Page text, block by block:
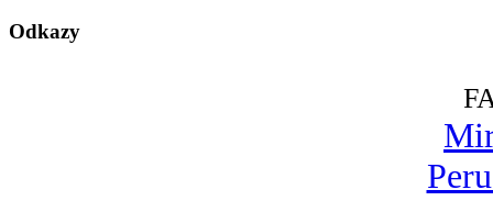
Odkazy